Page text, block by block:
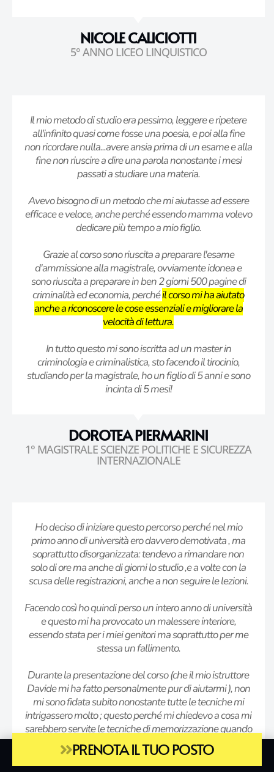
NICOLE CALICIOTTI
5° ANNO LICEO LINQUISTICO
Il mio metodo di studio era pessimo, leggere e ripetere
all'infinito quasi come fosse una poesia, e poi alla fine
non ricordare nulla...avere ansia prima di un esame e alla
fine non riuscire a dire una parola nonostante i mesi
passati a studiare una materia.
Avevo bisogno di un metodo che mi aiutasse ad essere
efficace e veloce, anche perché essendo mamma volevo
dedicare più tempo a mio figlio.
Grazie al corso sono riuscita a preparare l'esame
d'ammissione alla magistrale, ovviamente idonea e
sono riuscita a preparare in ben 2 giorni 500 pagine di
criminalità ed economia, perchéil corso mi ha aiutato
anche a riconoscere le cose essenziali e migliorare la
velocità di lettura.
In tutto questo mi sono iscritta ad un master in
criminologia e criminalistica, sto facendo il tirocinio,
studiando per la magistrale, ho un figlio di 5 anni e sono
incinta di 5 mesi!
DOROTEA PIERMARINI
1° MAGISTRALE SCIENZE POLITICHE E SICUREZZA
INTERNAZIONALE
Ho deciso di iniziare questo percorso perché nel mio
primo anno di università ero davvero demotivata , ma
soprattutto disorganizzata: tendevo a rimandare non
solo di ore ma anche di giorni lo studio ,e a volte con la
scusa delle registrazioni, anche a non seguire le lezioni.
Facendo così ho quindi perso un intero anno di università
e questo mi ha provocato un malessere interiore,
essendo stata per i miei genitori ma soprattutto per me
stessa un fallimento.
Durante la presentazione del corso (che il mio istruttore
Davide mi ha fatto personalmente pur di aiutarmi ), non
mi sono fidata subito nonostante tutte le tecniche mi
intrigassero molto ; questo perché mi chiedevo a cosa mi
sarebbero servite le tecniche di memorizzazione quando
io lavoro principalmente con numeri ed esercizi .
PRENOTA IL TUO POSTO